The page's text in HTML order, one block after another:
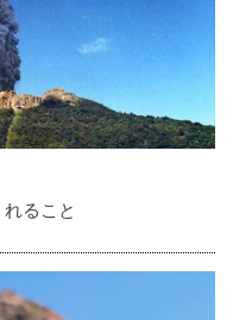
ること